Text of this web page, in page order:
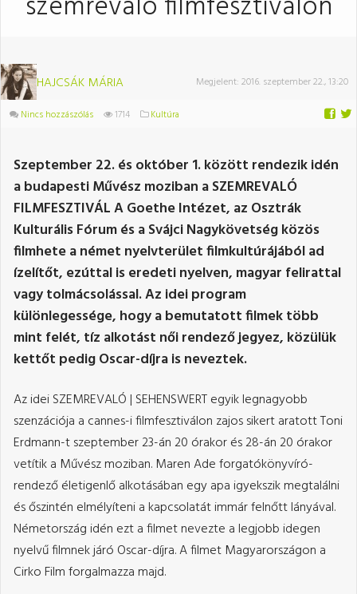
HAJCSÁK MÁRIA Megjelent: 2016. szeptember 22., 13:20
Nincs hozzászólás 1714 Kultúra
Szeptember 22. és október 1. között rendezik idén
a budapesti Művész moziban a SZEMREVALÓ
FILMFESZTIVÁL A Goethe Intézet, az Osztrák
Kulturális Fórum és a Svájci Nagykövetség közös
filmhete a német nyelvterület filmkultúrájából ad
ízelítőt, ezúttal is eredeti nyelven, magyar felirattal
vagy tolmácsolással. Az idei program
különlegessége, hogy a bemutatott filmek több
mint felét, tíz alkotást női rendező jegyez, közülük
kettőt pedig Oscar-díjra is neveztek.
Az idei SZEMREVALÓ | SEHENSWERT egyik legnagyobb
szenzációja a cannes-i filmfesztiválon zajos sikert aratott Toni
Erdmann-t szeptember 23-án 20 órakor és 28-án 20 órakor
vetítik a Művész moziban. Maren Ade forgatókönyvíró-
rendező életigenlő alkotásában egy apa igyekszik megtalálni
és őszintén elmélyíteni a kapcsolatát immár felnőtt lányával.
Németország idén ezt a filmet nevezte a legjobb idegen
nyelvű filmnek járó Oscar-díjra. A filmet Magyarországon a
Cirko Film forgalmazza majd.